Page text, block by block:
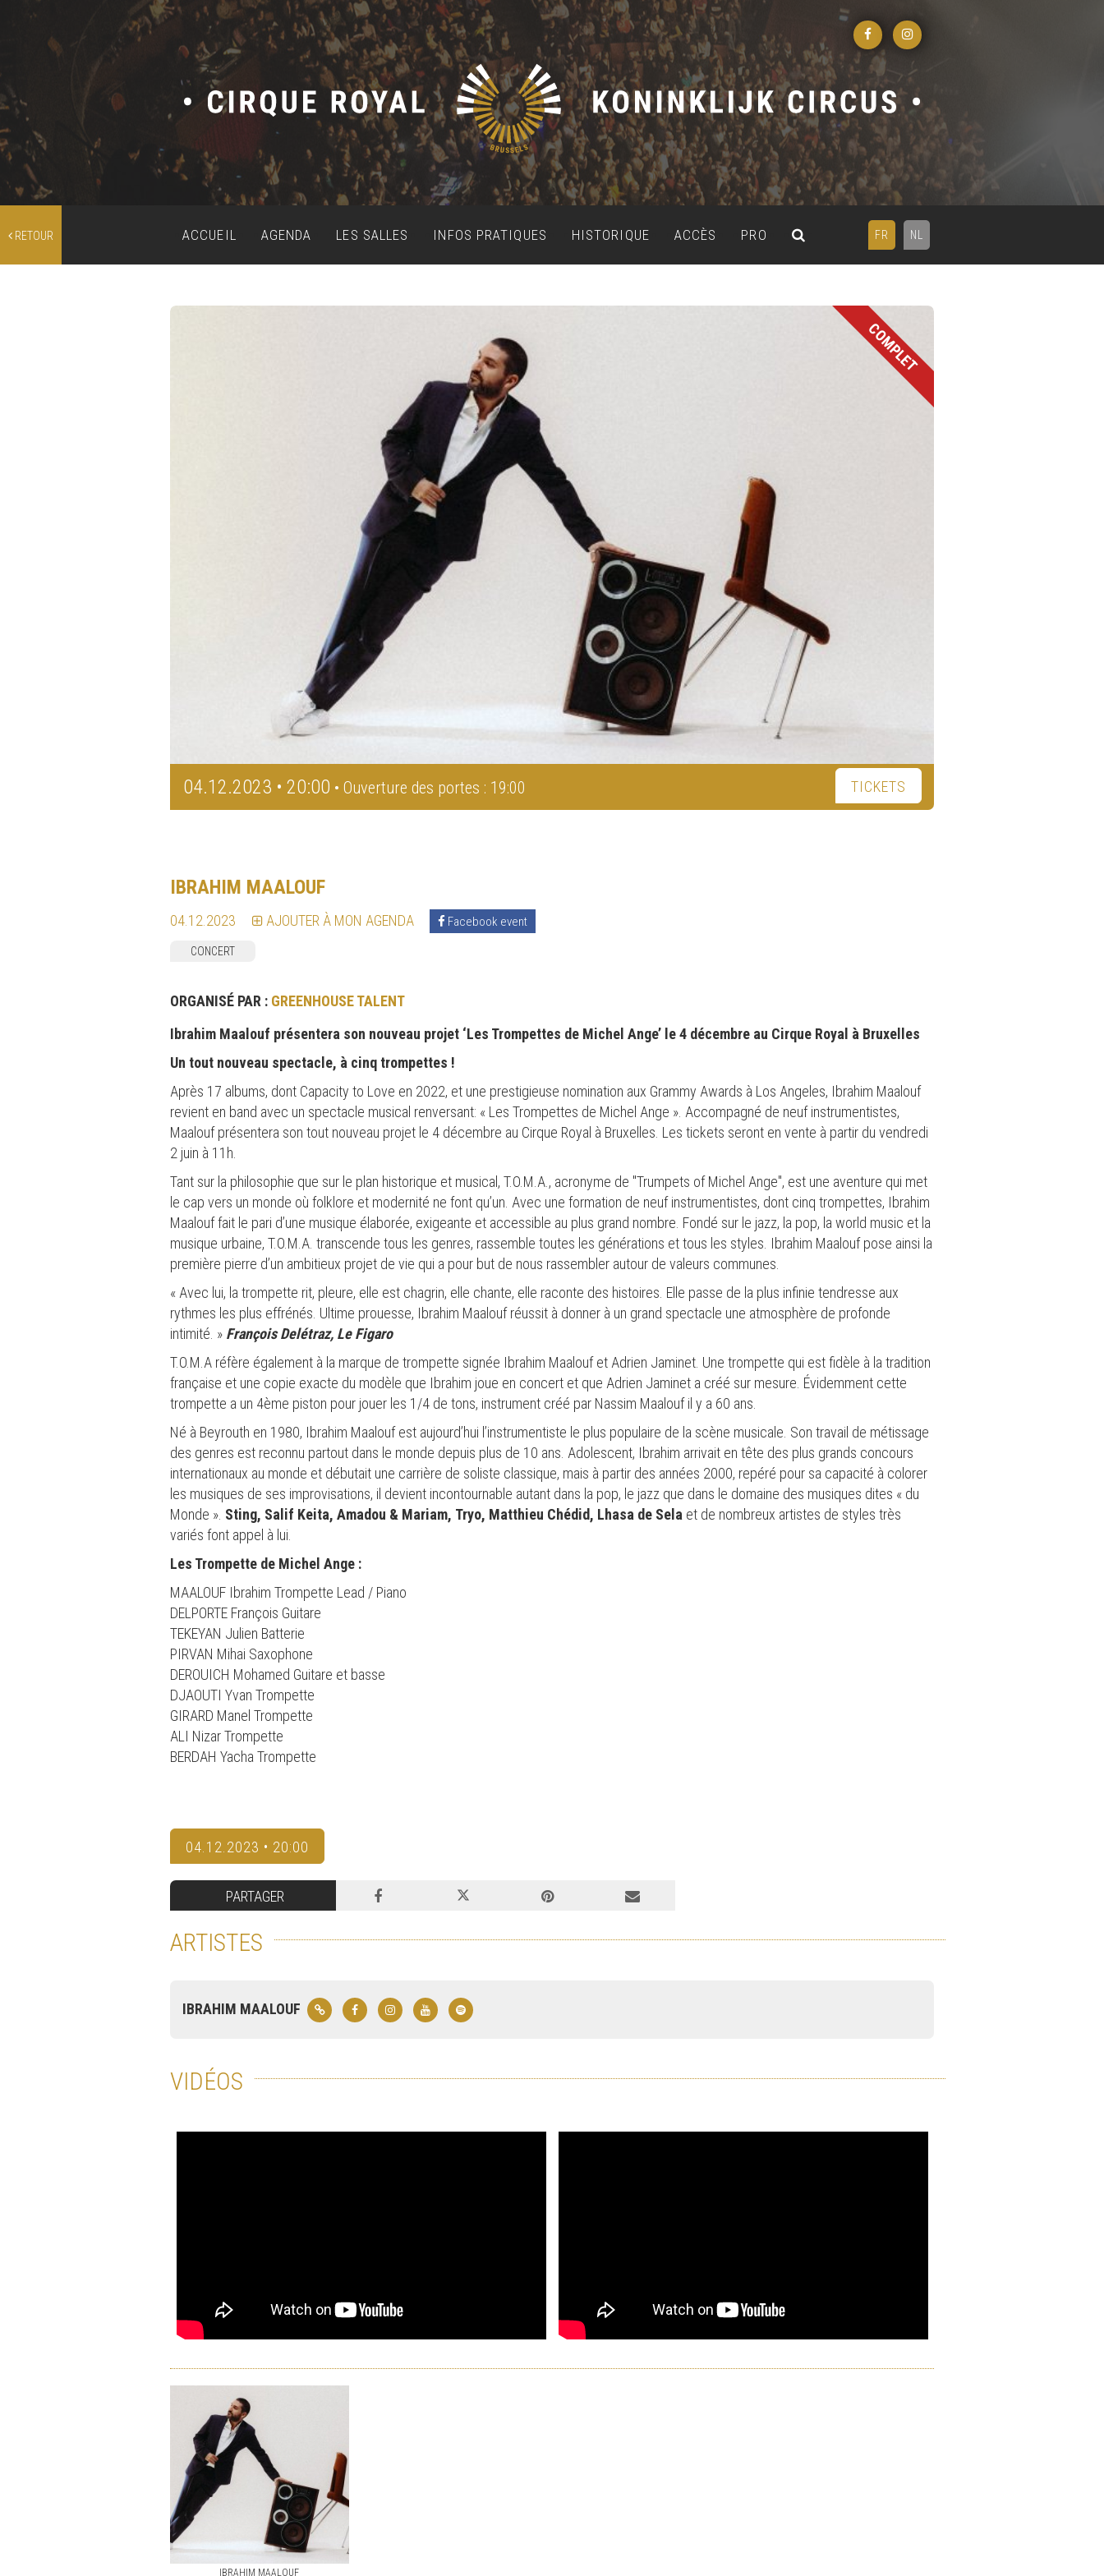
RETOUR FR NL
ACCUEIL AGENDA LES SALLES INFOS PRATIQUES HISTORIQUE ACCÈS PRO
COMPLET
04.12.2023 • 20:00 • Ouverture des portes : 19:00 TICKETS
IBRAHIM MAALOUF
04.12.2023 AJOUTER À MON AGENDA Facebook event
CONCERT
ORGANISÉ PAR : GREENHOUSE TALENT
Ibrahim Maalouf présentera son nouveau projet ‘Les Trompettes de Michel Ange’ le 4 décembre au Cirque Royal à Bruxelles
Un tout nouveau spectacle, à cinq trompettes !
Après 17 albums, dont Capacity to Love en 2022, et une prestigieuse nomination aux Grammy Awards à Los Angeles, Ibrahim Maalouf
revient en band avec un spectacle musical renversant: « Les Trompettes de Michel Ange ». Accompagné de neuf instrumentistes,
Maalouf présentera son tout nouveau projet le 4 décembre au Cirque Royal à Bruxelles. Les tickets seront en vente à partir du vendredi
2 juin à 11h.
Tant sur la philosophie que sur le plan historique et musical, T.O.M.A., acronyme de "Trumpets of Michel Ange", est une aventure qui met
le cap vers un monde où folklore et modernité ne font qu’un. Avec une formation de neuf instrumentistes, dont cinq trompettes, Ibrahim
Maalouf fait le pari d’une musique élaborée, exigeante et accessible au plus grand nombre. Fondé sur le jazz, la pop, la world music et la
musique urbaine, T.O.M.A. transcende tous les genres, rassemble toutes les générations et tous les styles. Ibrahim Maalouf pose ainsi la
première pierre d’un ambitieux projet de vie qui a pour but de nous rassembler autour de valeurs communes.
« Avec lui, la trompette rit, pleure, elle est chagrin, elle chante, elle raconte des histoires. Elle passe de la plus infinie tendresse aux
rythmes les plus effrénés. Ultime prouesse, Ibrahim Maalouf réussit à donner à un grand spectacle une atmosphère de profonde
intimité. » François Delétraz, Le Figaro
T.O.M.A réfère également à la marque de trompette signée Ibrahim Maalouf et Adrien Jaminet. Une trompette qui est fidèle à la tradition
française et une copie exacte du modèle que Ibrahim joue en concert et que Adrien Jaminet a créé sur mesure. Évidemment cette
trompette a un 4ème piston pour jouer les 1/4 de tons, instrument créé par Nassim Maalouf il y a 60 ans.
Né à Beyrouth en 1980, Ibrahim Maalouf est aujourd’hui l’instrumentiste le plus populaire de la scène musicale. Son travail de métissage
des genres est reconnu partout dans le monde depuis plus de 10 ans. Adolescent, Ibrahim arrivait en tête des plus grands concours
internationaux au monde et débutait une carrière de soliste classique, mais à partir des années 2000, repéré pour sa capacité à colorer
les musiques de ses improvisations, il devient incontournable autant dans la pop, le jazz que dans le domaine des musiques dites « du
Monde ». Sting, Salif Keita, Amadou & Mariam, Tryo, Matthieu Chédid, Lhasa de Sela et de nombreux artistes de styles très
variés font appel à lui.
Les Trompette de Michel Ange :
MAALOUF Ibrahim Trompette Lead / Piano
DELPORTE François Guitare
TEKEYAN Julien Batterie
PIRVAN Mihai Saxophone
DEROUICH Mohamed Guitare et basse
DJAOUTI Yvan Trompette
GIRARD Manel Trompette
ALI Nizar Trompette
BERDAH Yacha Trompette
04.12.2023 • 20:00
PARTAGER
ARTISTES
IBRAHIM MAALOUF
VIDÉOS
IBRAHIM MAALOUF